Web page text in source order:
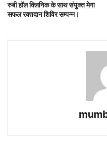
रुबी हॉल क्लिनिक के साथ संयुक्त मेगा
सफल रक्तदान शिविर सम्पन्न।